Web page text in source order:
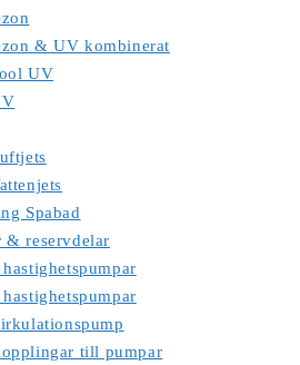
& UV kombinerat
UV
Spabad
& reservdelar
hastighetspumpar
hastighetspumpar
till pumpar